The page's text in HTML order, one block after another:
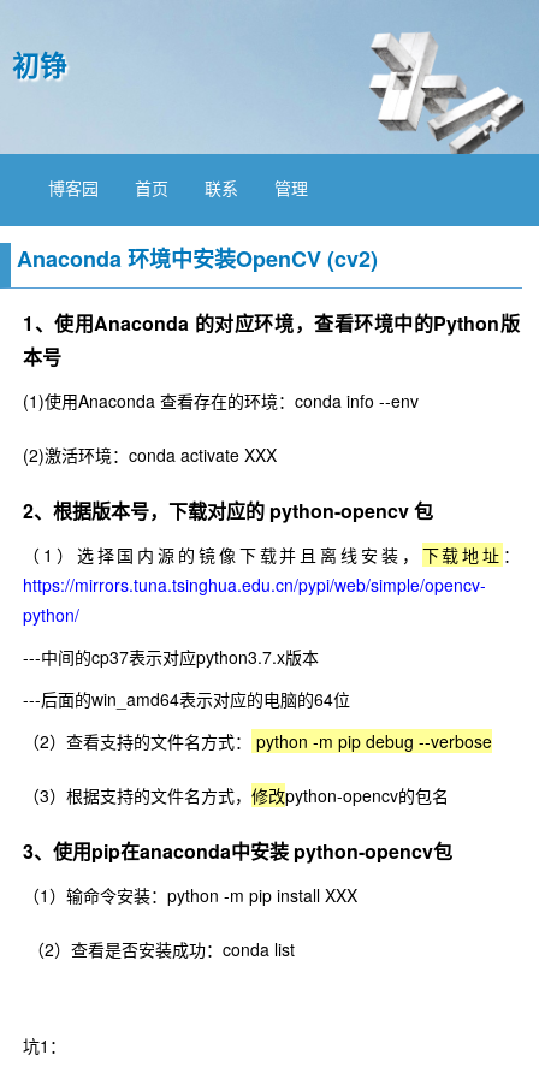
初铮
博客园 首页 联系 管理
Anaconda 环境中安装OpenCV (cv2)
1、使用Anaconda 的对应环境，查看环境中的Python版
本号
(1)使用Anaconda 查看存在的环境：conda info --env
(2)激活环境：conda activate XXX
2、根据版本号，下载对应的 python-opencv 包
（1）选择国内源的镜像下载并且离线安装， 下载地址 ：
https://mirrors.tuna.tsinghua.edu.cn/pypi/web/simple/opencv-
python/
---中间的cp37表示对应python3.7.x版本
---后面的win_amd64表示对应的电脑的64位
（2）查看支持的文件名方式：
python -m pip debug --verbose
（3）根据支持的文件名方式， 修改python-opencv的包名
3、使用pip在anaconda中安装 python-opencv包
（1）输命令安装：python -m pip install XXX
（2）查看是否安装成功：conda list
坑1：